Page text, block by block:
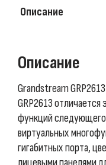
Описание
Описание
Grandstream
GRP2613
функций
виртуальных
гигабитных порта,